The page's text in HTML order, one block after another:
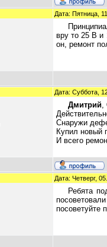
Дата: Пятница,
вру то 25 В и
он, ремонт
Дата: Суббота,
Дмитрий,
Снаружи
Купил новый
И всего
Дата: Четверг,
Ребята
посоветуйте